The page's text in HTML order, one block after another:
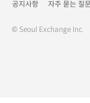
공지사항 자주 묻는 질
© Seoul Exchange Inc.